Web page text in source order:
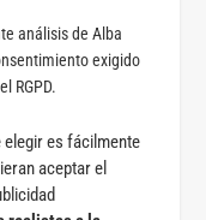
análisis de Alba
exigido
RGPD.
elegir es fácilmente
aceptar el